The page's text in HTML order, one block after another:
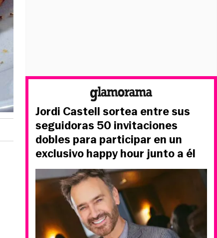
Jordi Castell sortea entre sus
seguidoras 50 invitaciones
dobles para participar en un
exclusivo happy hour junto a él